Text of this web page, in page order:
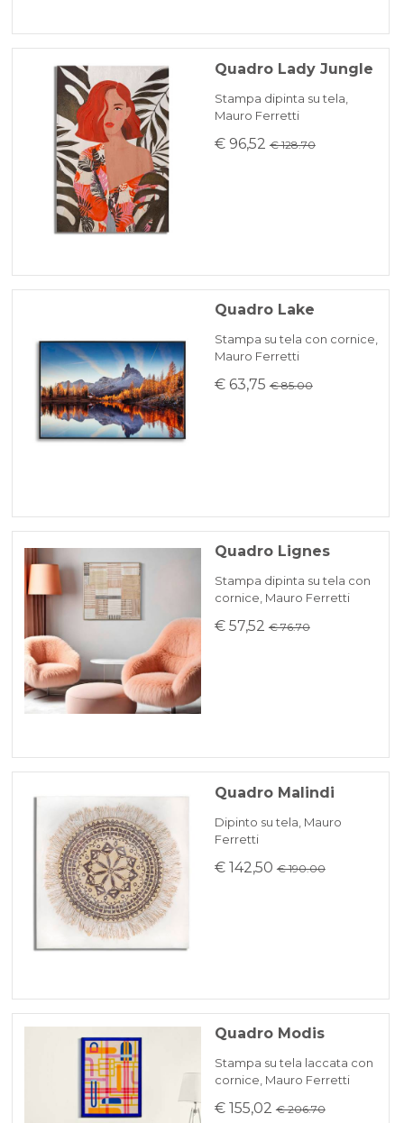
Quadro Lady Jungle
Stampa dipinta su tela,
Mauro Ferretti
€ 96,52 € 128.70
Quadro Lake
Stampa su tela con cornice,
Mauro Ferretti
€ 63,75 € 85.00
Quadro Lignes
Stampa dipinta su tela con
cornice, Mauro Ferretti
€ 57,52 € 76.70
Quadro Malindi
Dipinto su tela, Mauro
Ferretti
€ 142,50 € 190.00
Quadro Modis
Stampa su tela laccata con
cornice, Mauro Ferretti
€ 155,02 € 206.70